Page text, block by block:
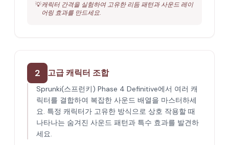
💡캐릭터 간격을 실험하여 고유한 리듬 패턴과 사운드 레이
어링 효과를 만드세요.
2 고급 캐릭터 조합
Sprunki(스프런키) Phase 4 Definitive에서 여러 캐
릭터를 결합하여 복잡한 사운드 배열을 마스터하세
요. 특정 캐릭터가 고유한 방식으로 상호 작용할 때
나타나는 숨겨진 사운드 패턴과 특수 효과를 발견하
세요.